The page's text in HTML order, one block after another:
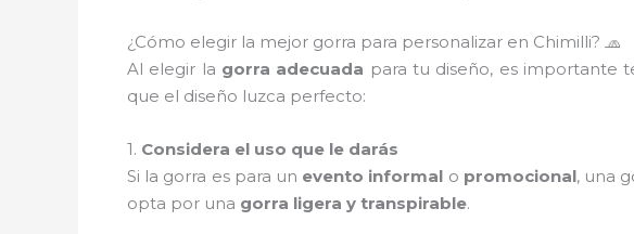
¿Cómo elegir la mejor gorra para personalizar en Chimilli? 🧢
Al elegir la gorra adecuada para tu diseño, es importante
que el diseño luzca perfecto:
1. Considera el uso que le darás
Si la gorra es para un evento informal o promocional, una
opta por una gorra ligera y transpirable.